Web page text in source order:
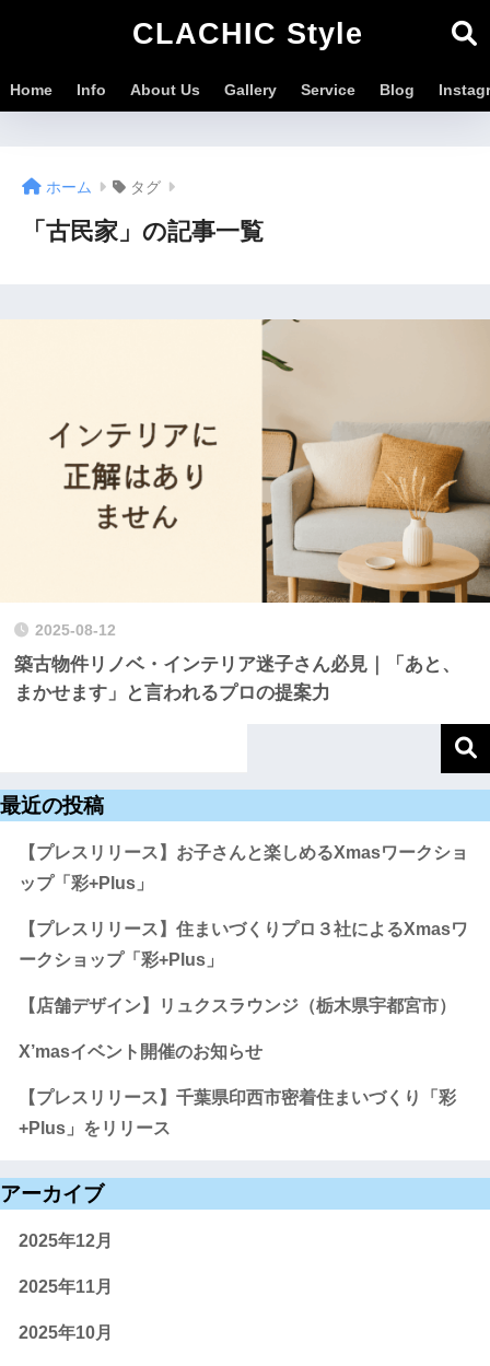
CLACHIC Style
Home Info About Us Gallery Service Blog
ホーム タグ
「古民家」の記事一覧
2025-08-12
築古物件リノベ・インテリア迷子さん必見｜「あと、
まかせます」と言われるプロの提案力
最近の投稿
【プレスリリース】お子さんと楽しめるXmasワークショ
ップ「彩+Plus」
【プレスリリース】住まいづくりプロ３社によるXmasワ
ークショップ「彩+Plus」
【店舗デザイン】リュクスラウンジ（栃木県宇都宮市）
X’masイベント開催のお知らせ
【プレスリリース】千葉県印西市密着住まいづくり「彩
+Plus」をリリース
アーカイブ
2025年12月
2025年11月
2025年10月